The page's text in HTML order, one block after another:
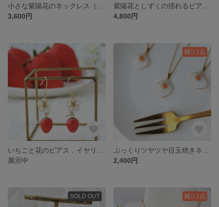
3,600円
4,800円
展示中
残り1点
2,400円
SOLD OUT 残り1点